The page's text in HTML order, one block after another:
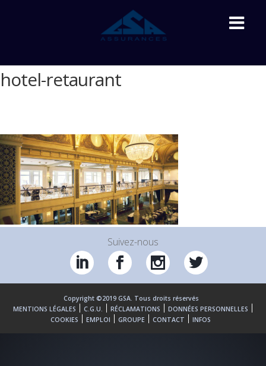
hotel-retaurant
Suivez-nous
Copyright ©2019 GSA. Tous droits réservés
MENTIONS LÉGALES
C.G.U. RÉCLAMATIONS
DONNÉES PERSONNELLES
COOKIES
EMPLOI GROUPE CONTACT INFOS